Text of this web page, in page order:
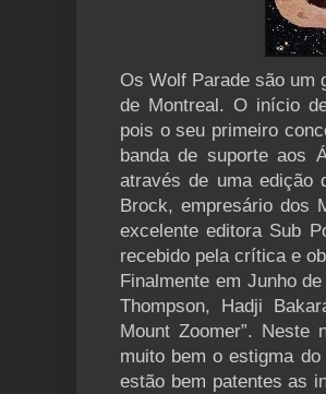
Os Wolf Parade são um
de Montreal. O início
pois o seu primeiro
banda de suporte aos
através de uma edição
Brock, empresário dos
excelente editora Sub
recebido pela crítica e
Finalmente em Junho
Thompson, Hadji
Mount Zoomer”. Neste
muito bem o estigma
estão bem patentes as